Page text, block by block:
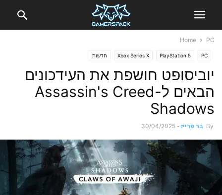
Home PC
PC
PlayStation 5
Xbox Series X חדשות
יוביסופט חושפת את העידכונים
הבאים ל-Assassin's Creed
Shadows
By בר פרייז -
30/04/2025